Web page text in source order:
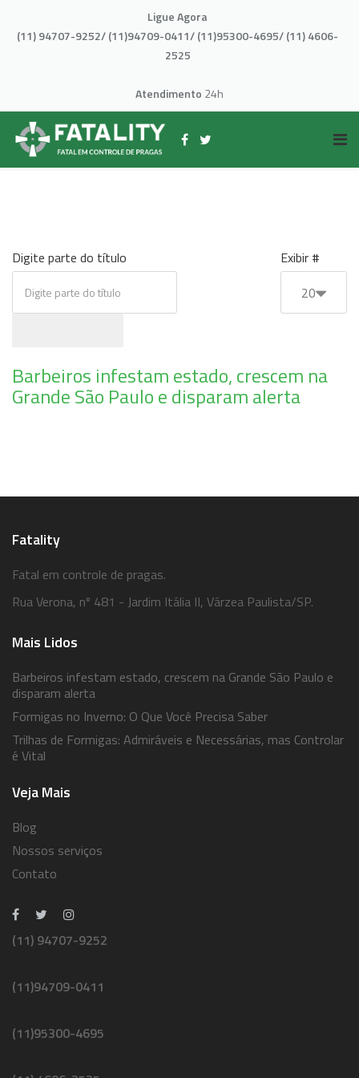
Ligue Agora
(11) 94707-9252/ (11)94709-0411/ (11)95300-4695/ (11) 4606-
2525
Atendimento 24h
Digite parte do título
Exibir #
20
Barbeiros infestam estado, crescem na
Grande São Paulo e disparam alerta
Fatality
Fatal em controle de pragas.
Rua Verona, nº 481 - Jardim Itália II, Várzea Paulista/SP.
Mais Lidos
Barbeiros infestam estado, crescem na Grande São Paulo e
disparam alerta
Formigas no Inverno: O Que Você Precisa Saber
Trilhas de Formigas: Admiráveis e Necessárias, mas Controlar
é Vital
Veja Mais
Blog
Nossos serviços
Contato
(11) 94707-9252
(11)94709-0411
(11)95300-4695